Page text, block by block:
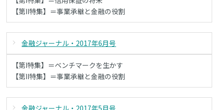
【第II特集】＝事業承継と金融の役割
金融ジャーナル・2017年6月号
【第I特集】＝ベンチマークを生かす
【第II特集】＝事業承継と金融の役割
金融ジャーナル・2017年5月号